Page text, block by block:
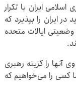
ایران با تکرار
ایران را بپذیرد که
ایالات متحده
را گزینه رهبری
کسی را می‌خواهیم که